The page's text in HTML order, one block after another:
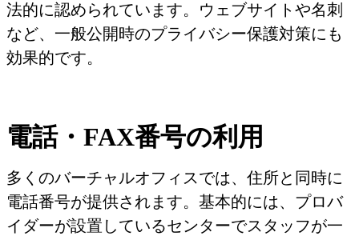
法的に認められています。ウェブサイトや名刺
など、一般公開時のプライバシー保護対策にも
効果的です。
電話・FAX番号の利用
多くのバーチャルオフィスでは、住所と同時に
電話番号が提供されます。基本的には、プロバ
イダーが設置しているセンターでスタッフが一